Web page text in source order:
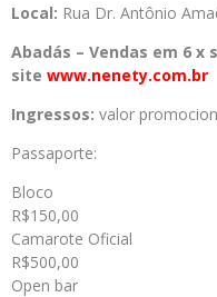
Local: Rua Dr. Antônio
Abadás – Vendas em 6
site www.nenety.com.br
Ingressos: valor
Passaporte:
Bloco
R$150,00
Camarote Oficial
R$500,00
Open bar